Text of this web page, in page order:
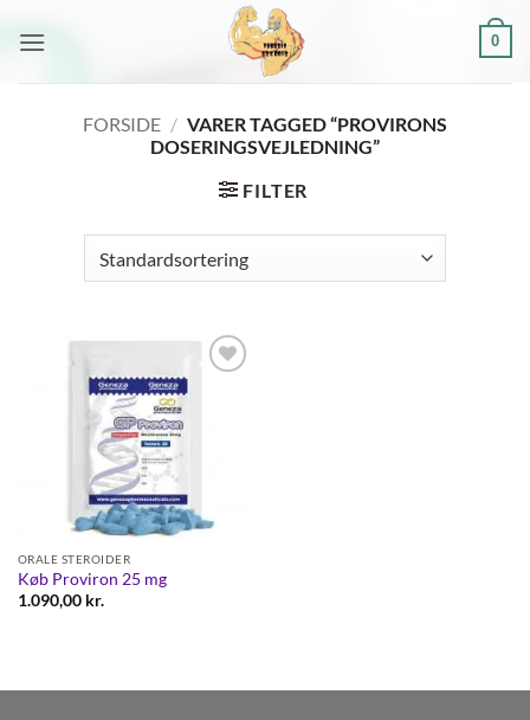
0
FORSIDE / VARER TAGGED “PROVIRONS
DOSERINGSVEJLEDNING”
FILTER
ORALE STEROIDER
Køb Proviron 25 mg
1.090,00 kr.